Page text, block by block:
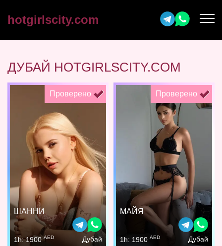
hotgirlscity.com
ДУБАЙ HOTGIRLSCITY.COM
Проверено
ШАННИ
1h: 1900AED Дубай
Проверено
МАЙЯ
1h: 1900 AED Дубай